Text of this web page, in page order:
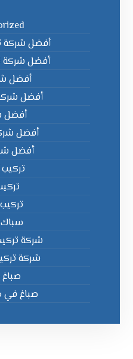
أفضل شركة
أفضل شركة
أفضل
أفضل
أفضل
أفضل
أفضل
تركيب
سباك 24
شركة
شركة
صباغ 24 ساعة
صباغ في دبي